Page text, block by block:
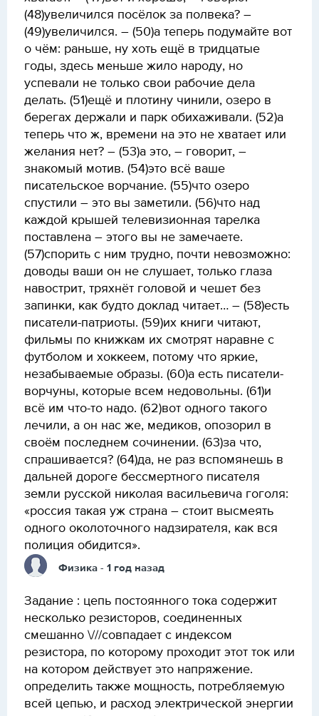
(48)увеличился посёлок за полвека? –
(49)увеличился. – (50)а теперь подумайте вот
о чём: раньше, ну хоть ещё в тридцатые
годы, здесь меньше жило народу, но
успевали не только свои рабочие дела
делать. (51)ещё и плотину чинили, озеро в
берегах держали и парк обихаживали. (52)а
теперь что ж, времени на это не хватает или
желания нет? – (53)а это, – говорит, –
знакомый мотив. (54)это всё ваше
писательское ворчание. (55)что озеро
спустили – это вы заметили. (56)что над
каждой крышей телевизионная тарелка
поставлена – этого вы не замечаете.
(57)спорить с ним трудно, почти невозможно:
доводы ваши он не слушает, только глаза
навострит, тряхнёт головой и чешет без
запинки, как будто доклад читает… – (58)есть
писатели-патриоты. (59)их книги читают,
фильмы по книжкам их смотрят наравне с
футболом и хоккеем, потому что яркие,
незабываемые образы. (60)а есть писатели-
ворчуны, которые всем недовольны. (61)и
всё им что-то надо. (62)вот одного такого
лечили, а он нас же, медиков, опозорил в
своём последнем сочинении. (63)за что,
спрашивается? (64)да, не раз вспомянешь в
дальней дороге бессмертного писателя
земли русской николая васильевича гоголя:
«россия такая уж страна – стоит высмеять
одного околоточного надзирателя, как вся
полиция обидится».
Физика - 1 год назад
Задание : цепь постоянного тока содержит
несколько резисторов, соединенных
смешанно \///совпадает с индексом
резистора, по которому проходит этот ток или
на котором действует это напряжение.
определить также мощность, потребляемую
всей цепью, и расход электрической энергии